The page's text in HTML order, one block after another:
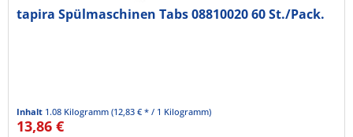
tapira Spülmaschinen Tabs 08810020 60 St./Pack.
Inhalt 1.08 Kilogramm(12,83 € * / 1 Kilogramm)
13,86 €